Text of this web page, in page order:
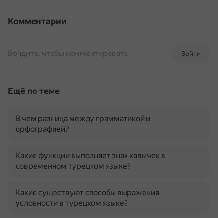
Комментарии
Войти
Войдите, чтобы комментировать
Ещё по теме
В чем разница между грамматикой и
орфографией?
Какие функции выполняет знак кавычек в
современном турецком языке?
Какие существуют способы выражения
условности в турецком языке?